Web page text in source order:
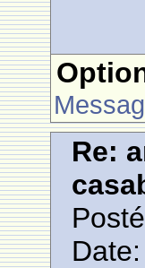
Re: